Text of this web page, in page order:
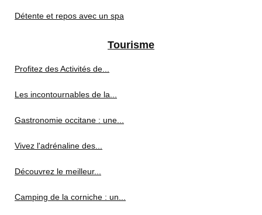
Détente et repos avec un spa
Tourisme
Profitez des Activités de...
Les incontournables de la...
Gastronomie occitane : une...
Vivez l'adrénaline des...
Découvrez le meilleur...
Camping de la corniche : un...